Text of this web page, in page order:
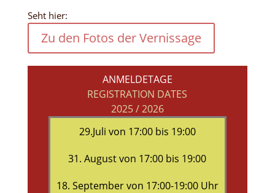
Seht hier:
Zu den Fotos der Vernissage
ANMELDETAGE
REGISTRATION DATES
2025 / 2026
29.Juli von 17:00 bis 19:00
31. August von 17:00 bis 19:00
18. September von 17:00-19:00 Uhr